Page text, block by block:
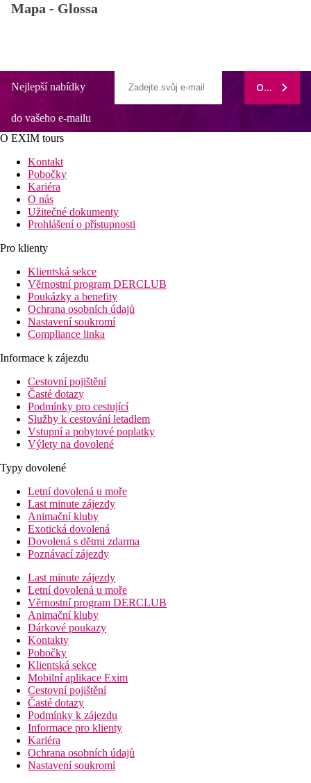
Mapa - Glossa
Nejlepší nabídky
do vašeho e-mailu
ODEBÍRAT
O EXIM tours
Kontakt
Pobočky
Kariéra
O nás
Užitečné dokumenty
Prohlášení o přístupnosti
Pro klienty
Klientská sekce
Věrnostní program DERCLUB
Poukázky a benefity
Ochrana osobních údajů
Nastavení soukromí
Compliance linka
Informace k zájezdu
Cestovní pojištění
Časté dotazy
Podmínky pro cestující
Služby k cestování letadlem
Vstupní a pobytové poplatky
Výlety na dovolené
Typy dovolené
Letní dovolená u moře
Last minute zájezdy
Animační kluby
Exotická dovolená
Dovolená s dětmi zdarma
Poznávací zájezdy
Last minute zájezdy
Letní dovolená u moře
Věrnostní program DERCLUB
Animační kluby
Dárkové poukazy
Kontakty
Pobočky
Klientská sekce
Mobilní aplikace Exim
Cestovní pojištění
Časté dotazy
Podmínky k zájezdu
Informace pro klienty
Kariéra
Ochrana osobních údajů
Nastavení soukromí